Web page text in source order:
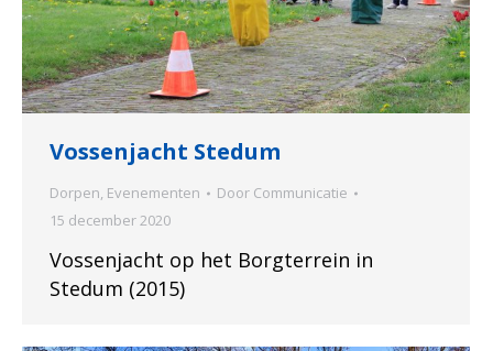
Vossenjacht Stedum
Dorpen, Evenementen Door Communicatie
15 december 2020
Vossenjacht op het Borgterrein in
Stedum (2015)